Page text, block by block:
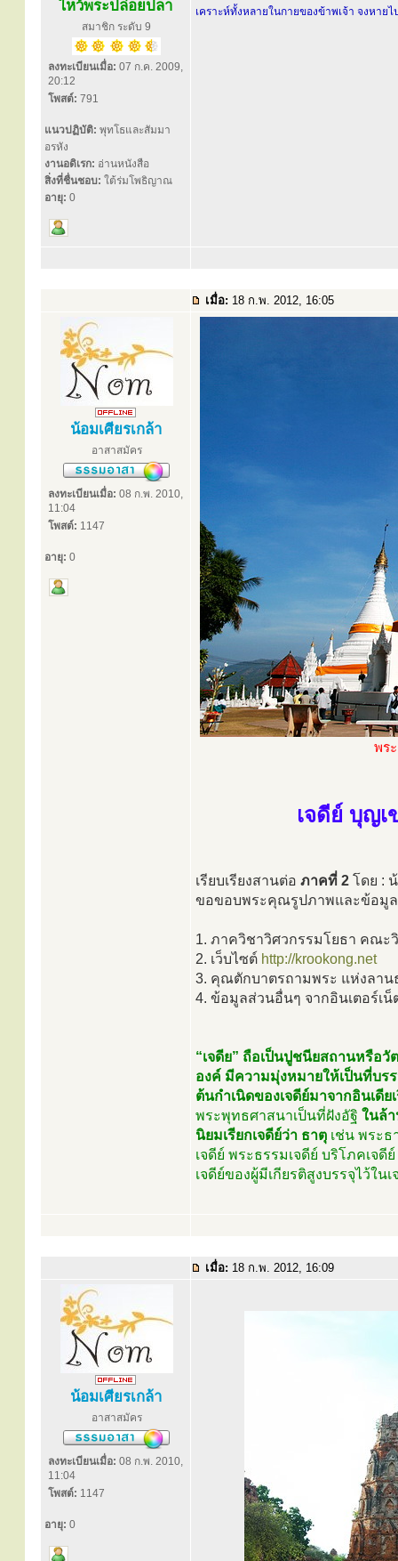
ไหว้พระปล่อยปลา
สมาชิก ระดับ 9
ลงทะเบียนเมื่อ: 07 ก.ค. 2009,
20:12
โพสต์: 791
แนวปฏิบัติ: พุทโธและสัมมา
อรหัง
งานอดิเรก: อ่านหนังสือ
สิ่งที่ชื่นชอบ: ใต้ร่มโพธิญาณ
อายุ: 0
เคราะห์ทั้งหลายในกายของข้าพเจ้า จงหา
เมื่อ: 18 ก.พ. 2012, 16:05
น้อมเศียรเกล้า
อาสาสมัคร
ลงทะเบียนเมื่อ: 08 ก.พ. 2010,
11:04
โพสต์: 1147
อายุ: 0
พร
เจดีย์ บุญเ
เรียบเรียงสานต่อ ภาคที่ 2 โดย :
ขอขอบพระคุณรูปภาพและข้อมูล
1. ภาควิชาวิศวกรรมโยธา คณะ
2. เว็บไซต์ http://krookong.net
3. คุณตักบาตรถามพระ แห่งลาน
4. ข้อมูลส่วนอื่นๆ จากอินเตอร์เน็
“เจดีย” ถือเป็นปูชนียสถานหรือ
องค์ มีความมุ่งหมายให้เป็นที่บร
ต้นกำเนิดของเจดีย์มาจากอินเดี
พระพุทธศาสนาเป็นที่ฝังอัฐิ ในล้า
นิยมเรียกเจดีย์ว่า ธาตุ เช่น พระ
เจดีย์ พระธรรมเจดีย์ บริโภคเ
เจดีย์ของผู้มีเกียรติสูงบรรจุไว้ใ
เมื่อ: 18 ก.พ. 2012, 16:09
น้อมเศียรเกล้า
อาสาสมัคร
ลงทะเบียนเมื่อ: 08 ก.พ. 2010,
11:04
โพสต์: 1147
อายุ: 0